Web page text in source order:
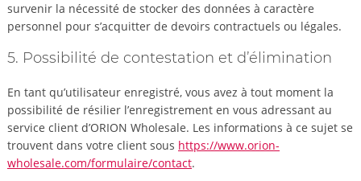
survenir la nécessité de stocker des données à caractère
personnel pour s’acquitter de devoirs contractuels ou légales.
5. Possibilité de contestation et d’élimination
En tant qu’utilisateur enregistré, vous avez à tout moment la
possibilité de résilier l’enregistrement en vous adressant au
service client d’ORION Wholesale. Les informations à ce sujet se
trouvent dans votre client sous https://www.orion-
wholesale.com/formulaire/contact.